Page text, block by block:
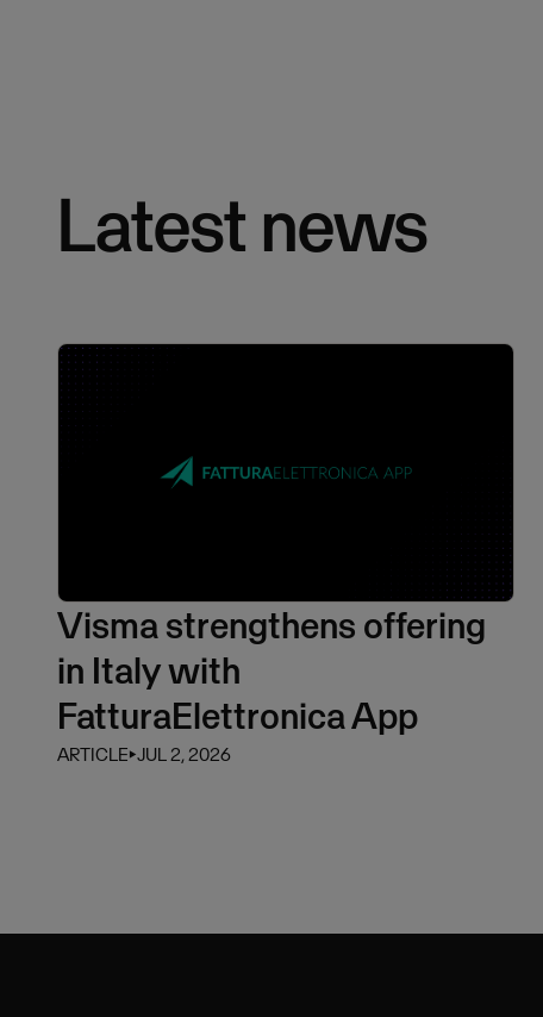
Latest news
Visma strengthens offering
in Italy with
FatturaElettronica App
ARTICLE⏵JUL 2, 2026